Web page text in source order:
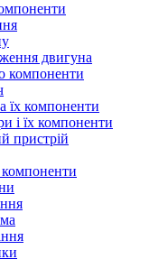
двигуна
компоненти
їх компоненти
і їх компоненти
пристрій
компоненти